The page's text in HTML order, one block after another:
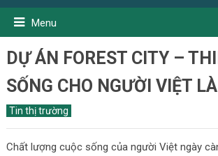
Menu
DỰ ÁN FOREST CITY –
SỐNG CHO NGƯỜI VIỆT
Tin thị trường
Chất lượng cuộc sống của người Việt ngày